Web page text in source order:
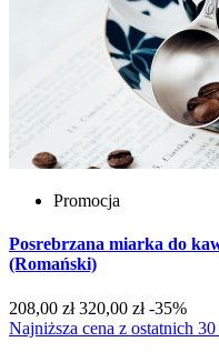
Promocja
Posrebrzana miarka do
(Romański)
208,00 zł 320,00 zł -35%
Najniższa cena z ostatnich